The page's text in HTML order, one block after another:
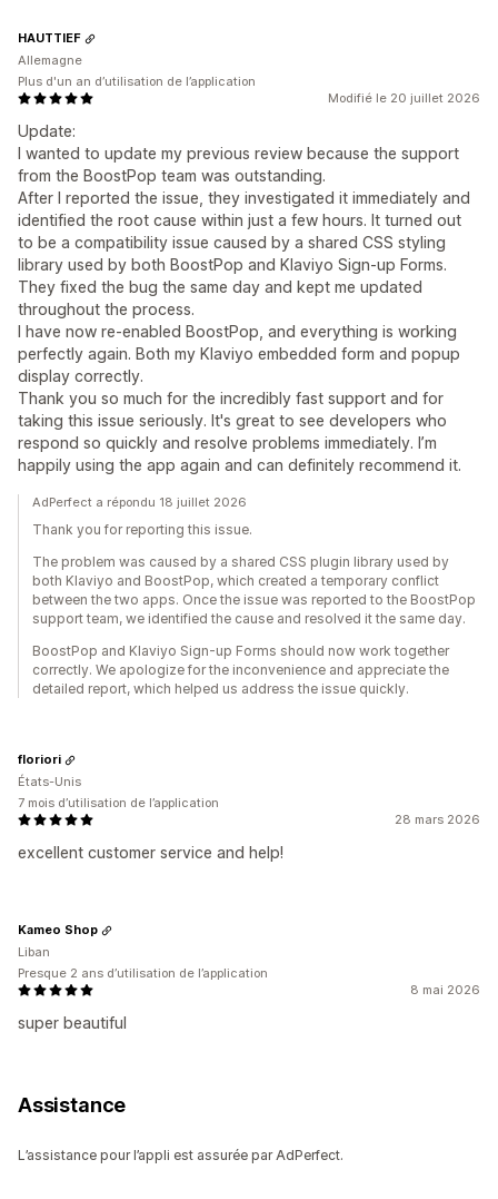
Modifié le 20 juillet 2026
Update:
I wanted to update my previous review because the support
from the BoostPop team was outstanding.
After I reported the issue, they investigated it immediately and
identified the root cause within just a few hours. It turned out
to be a compatibility issue caused by a shared CSS styling
library used by both BoostPop and Klaviyo Sign-up Forms.
They fixed the bug the same day and kept me updated
throughout the process.
I have now re-enabled BoostPop, and everything is working
perfectly again. Both my Klaviyo embedded form and popup
display correctly.
Thank you so much for the incredibly fast support and for
taking this issue seriously. It's great to see developers who
respond so quickly and resolve problems immediately. I’m
happily using the app again and can definitely recommend it.
HAUTTIEF
Allemagne
Plus d'un an d’utilisation de l’application
AdPerfect a répondu 18 juillet 2026
Thank you for reporting this issue.
The problem was caused by a shared CSS plugin library used by
both Klaviyo and BoostPop, which created a temporary conflict
between the two apps. Once the issue was reported to the BoostPop
support team, we identified the cause and resolved it the same day.
BoostPop and Klaviyo Sign-up Forms should now work together
correctly. We apologize for the inconvenience and appreciate the
detailed report, which helped us address the issue quickly.
28 mars 2026
excellent customer service and help!
floriori
États-Unis
7 mois d’utilisation de l’application
8 mai 2026
super beautiful
Kameo Shop
Liban
Presque 2 ans d’utilisation de l’application
Assistance
L’assistance pour l’appli est assurée par AdPerfect.